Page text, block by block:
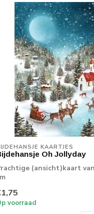
KAARTJES
Oh Jollyday
(ansicht)kaart
voorraad